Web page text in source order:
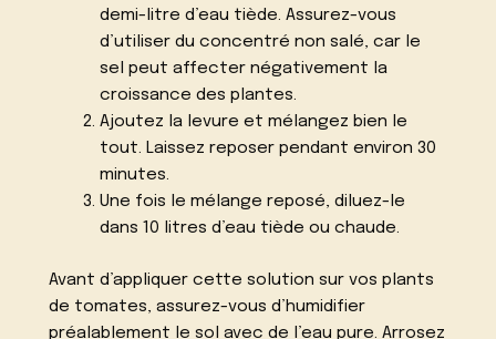
demi-litre d’eau tiède. Assurez-vous
d’utiliser du concentré non salé, car le
sel peut affecter négativement la
croissance des plantes.
Ajoutez la levure et mélangez bien le
tout. Laissez reposer pendant environ 30
minutes.
Une fois le mélange reposé, diluez-le
dans 10 litres d’eau tiède ou chaude.
Avant d’appliquer cette solution sur vos plants
de tomates, assurez-vous d’humidifier
préalablement le sol avec de l’eau pure. Arrosez